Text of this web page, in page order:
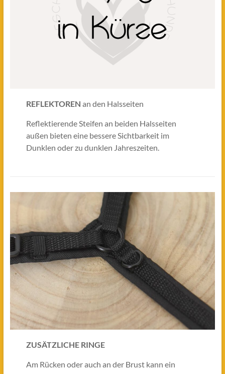
REFLEKTOREN an den Halsseiten
Reflektierende Steifen an beiden Halsseiten
außen bieten eine bessere Sichtbarkeit im
Dunklen oder zu dunklen Jahreszeiten.
ZUSÄTZLICHE RINGE
Am Rücken oder auch an der Brust kann ein